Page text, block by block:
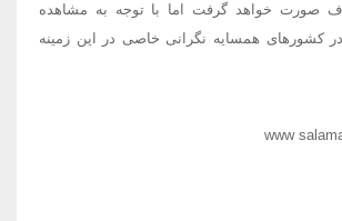
صورت خواهد گرفت اما با توجه به مشاهده
کشورهای همسایه نگرانی خاصی در این زمینه